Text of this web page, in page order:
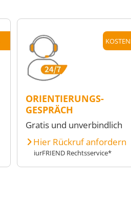
ORIENTIERUNGS-
GESPRÄCH
Gratis und unverbindlich
Hier Rückruf anfordern
iurFRIEND Rechtsservice*